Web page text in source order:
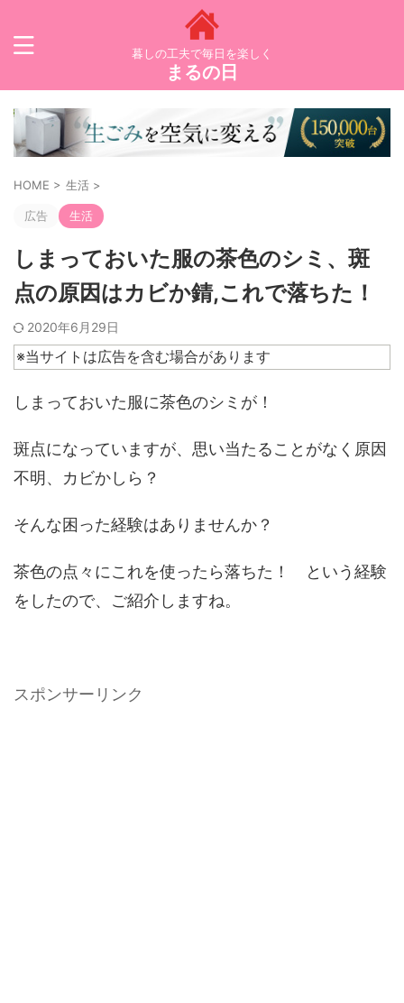
暮しの工夫で毎日を楽しく
まるの日
HOME > 生活 >
広告 生活
しまっておいた服の茶色のシミ、斑
点の原因はカビか錆,これで落ちた！
2020年6月29日
※当サイトは広告を含む場合があります
しまっておいた服に茶色のシミが！
斑点になっていますが、思い当たることがなく原因
不明、カビかしら？
そんな困った経験はありませんか？
茶色の点々にこれを使ったら落ちた！ という経験
をしたので、ご紹介しますね。
スポンサーリンク